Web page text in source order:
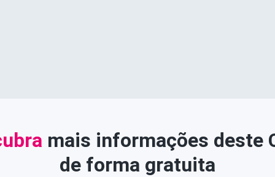
mais informações deste
de forma gratuita